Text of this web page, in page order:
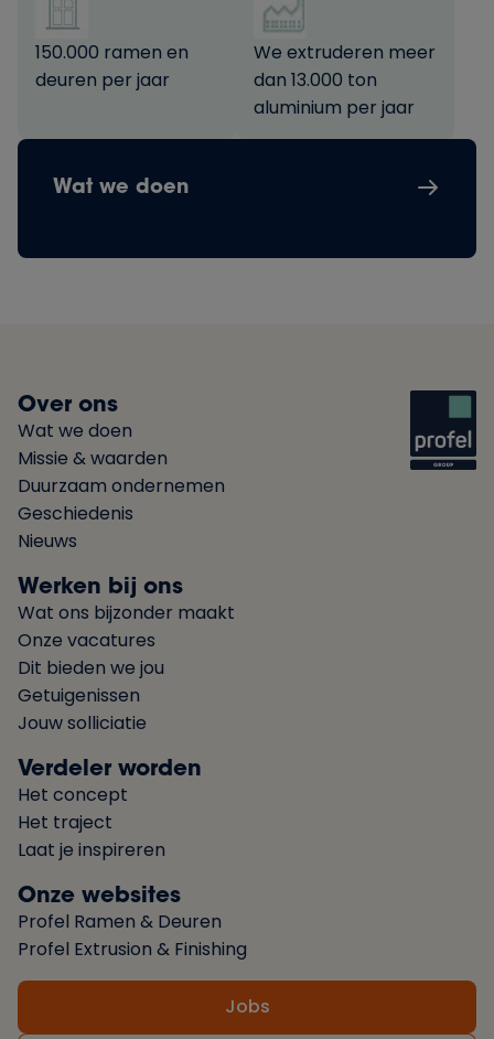
150.000 ramen en
deuren per jaar
We extruderen meer
dan 13.000 ton
aluminium per jaar
Wat we doen
Over ons
Wat we doen
Missie & waarden
Duurzaam ondernemen
Geschiedenis
Nieuws
Werken bij ons
Wat ons bijzonder maakt
Onze vacatures
Dit bieden we jou
Getuigenissen
Jouw solliciatie
Verdeler worden
Het concept
Het traject
Laat je inspireren
Onze websites
Profel Ramen & Deuren
Profel Extrusion & Finishing
Jobs